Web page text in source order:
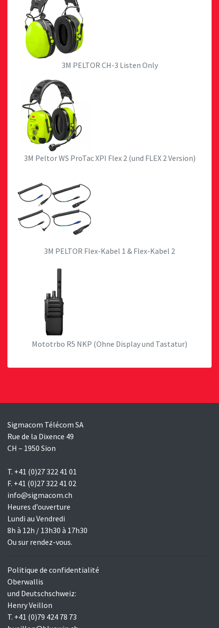
3M PELTOR CH-3 Listen Only
3M Peltor WS ProTac XPI Flex 2 (und FLEX 2 Version)
3M PELTOR Flex-Kabel 1 & Flex-Kabel 2
Mototrbo R5 NKP (Ohne Display und Tastatur)
Sigmacom Télécom SA
Rue de la Dixence 49
CH – 1950 Sion
T. +41 (0)27 322 41 01
F. +41 (0)27 322 41 02
info@sigmacom.ch
Heures d’ouverture
Lundi au Vendredi
8h à 12h / 13h30 à 17h30
Ou sur rendez-vous.
Politique de confidentialité
Oberwallis
und Deutschschweiz:
Henry Veillon
T. +41 (0)79 424 78 73